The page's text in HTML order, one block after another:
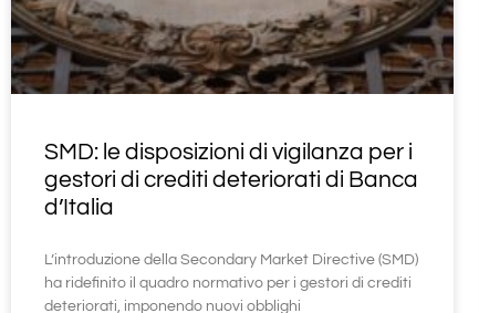
SMD: le disposizioni di vigilanza per i
gestori di crediti deteriorati di Banca
d’Italia
L’introduzione della Secondary Market Directive (SMD)
ha ridefinito il quadro normativo per i gestori di crediti
deteriorati, imponendo nuovi obblighi